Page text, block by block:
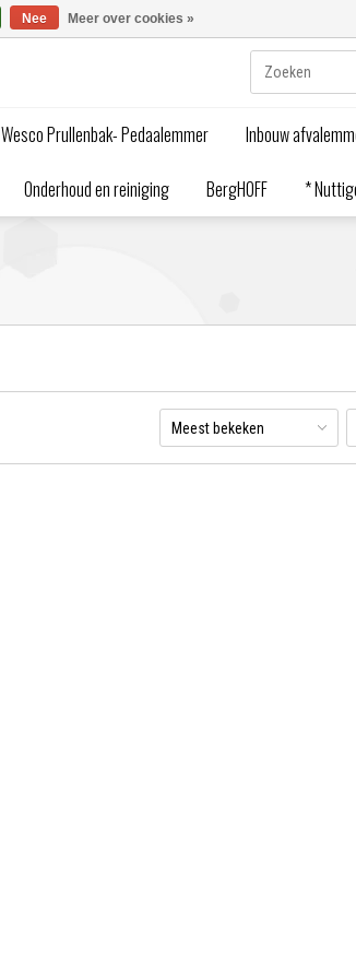
Wesco Prullenbak- Pedaalemmer Inbouw
Onderhoud en reiniging BergHOFF *
Meest bekeken
Nee Meer over cookies »